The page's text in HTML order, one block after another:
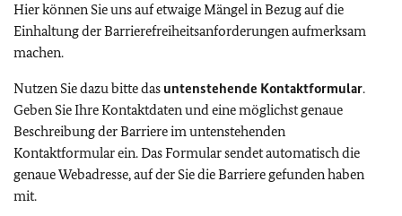
Hier können Sie uns auf etwaige Mängel in Bezug auf die
Einhaltung der Barrierefreiheitsanforderungen aufmerksam
machen.
Nutzen Sie dazu bitte das untenstehende Kontaktformular.
Geben Sie Ihre Kontaktdaten und eine möglichst genaue
Beschreibung der Barriere im untenstehenden
Kontaktformular ein. Das Formular sendet automatisch die
genaue Webadresse, auf der Sie die Barriere gefunden haben
mit.